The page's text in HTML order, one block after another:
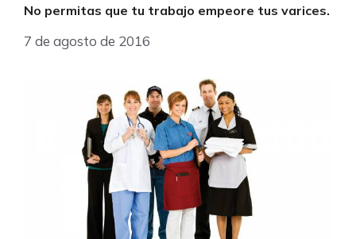
No permitas que tu trabajo empeore tus varices.
7 de agosto de 2016